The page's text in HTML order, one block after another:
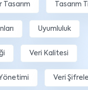
Tasarım Tasarım
Uyumluluk
Veri Kalitesi
Veri